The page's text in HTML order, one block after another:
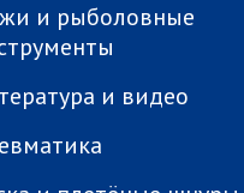
и рыболовные
и видео